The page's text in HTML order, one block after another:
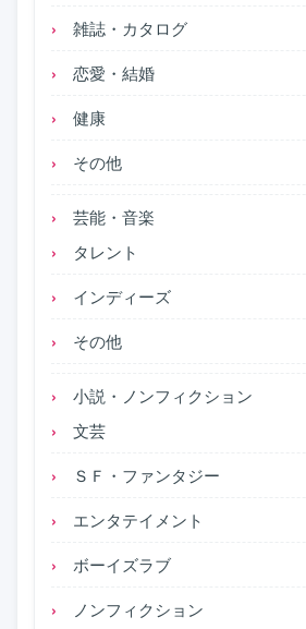
雑誌・カタログ
恋愛・結婚
健康
その他
芸能・音楽
タレント
インディーズ
その他
小説・ノンフィクション
文芸
ＳＦ・ファンタジー
エンタテイメント
ボーイズラブ
ノンフィクション